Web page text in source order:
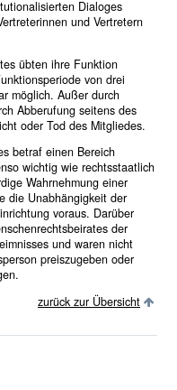
Dialoges
und Vertretern
übten ihre Funktion
von drei
möglich. Außer durch
Abberufung seitens des
oder Tod des Mitgliedes.
betraf einen Bereich
wichtig wie rechtsstaatlich
Wahrnehmung einer
die Unabhängigkeit der
voraus. Darüber
der
und waren nicht
preiszugeben oder
zurück zur Übersicht